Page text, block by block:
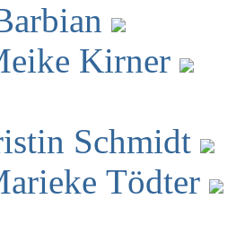
Kirner
Schmidt
Tödter